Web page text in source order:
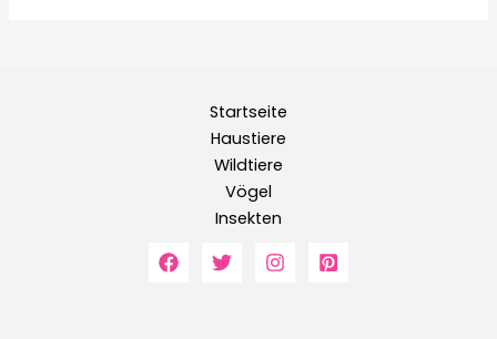
Startseite
Haustiere
Wildtiere
Vögel
Insekten